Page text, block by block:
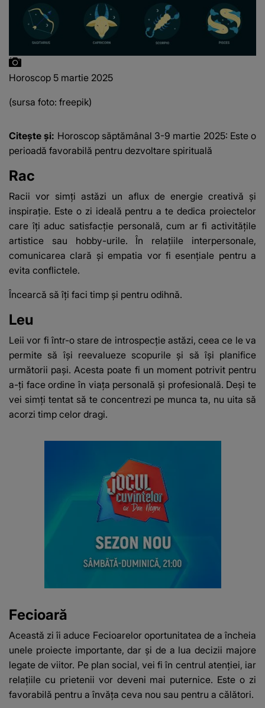
Horoscop 5 martie 2025
(sursa foto: freepik)
Citește și: Horoscop săptămânal 3-9 martie 2025: Este o
perioadă favorabilă pentru dezvoltare spirituală
Rac
Racii vor simți astăzi un aflux de energie creativă și
inspirație. Este o zi ideală pentru a te dedica proiectelor
care îți aduc satisfacție personală, cum ar fi activitățile
artistice sau hobby-urile. În relațiile interpersonale,
comunicarea clară și empatia vor fi esențiale pentru a
evita conflictele.
Încearcă să îți faci timp și pentru odihnă.
Leu
Leii vor fi într-o stare de introspecție astăzi, ceea ce le va
permite să își reevalueze scopurile și să își planifice
următorii pași. Acesta poate fi un moment potrivit pentru
a-ți face ordine în viața personală și profesională. Deși te
vei simți tentat să te concentrezi pe munca ta, nu uita să
acorzi timp celor dragi.
Fecioară
Această zi îi aduce Fecioarelor oportunitatea de a încheia
unele proiecte importante, dar și de a lua decizii majore
legate de viitor. Pe plan social, vei fi în centrul atenției, iar
relațiile cu prietenii vor deveni mai puternice. Este o zi
favorabilă pentru a învăța ceva nou sau pentru a călători.